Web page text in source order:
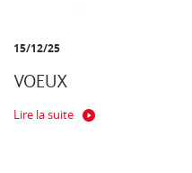
15/12/25
VOEUX
Lire la suite